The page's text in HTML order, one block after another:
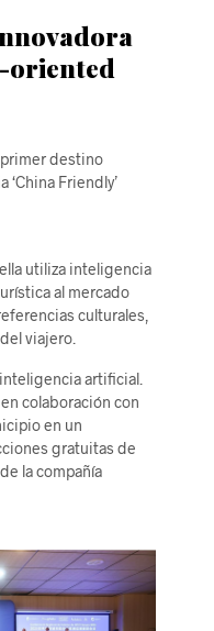
oriented
primer destino
‘China Friendly’
utiliza inteligencia
al mercado
culturales,
viajero.
inteligencia artificial.
colaboración con
en un
gratuitas de
la compañía